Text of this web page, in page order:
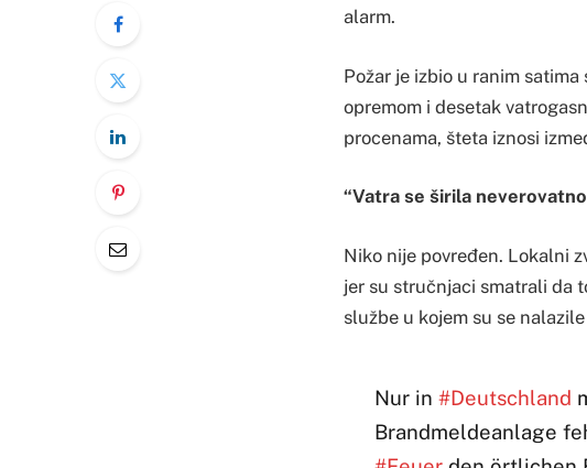
alarm.
Požar je izbio u ranim
opremom i desetak
procenama, šteta iznosi
“Vatra se širila
Niko nije povređen. Lokalni
jer su stručnjaci smatrali da
službe u kojem su se
Nur in #Deutschland
Brandmeldeanlage